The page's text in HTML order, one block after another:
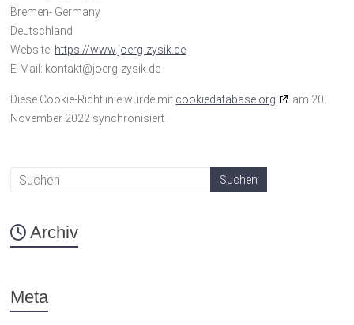
Bremen- Germany
Deutschland
Website: https://www.joerg-zysik.de
E-Mail: kontakt@joerg-zysik.de
Diese Cookie-Richtlinie wurde mit cookiedatabase.org
am 20.
November 2022 synchronisiert.
Archiv
Meta